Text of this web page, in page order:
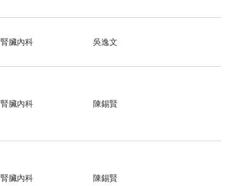
腎臟內科 吳逸文
腎臟內科 陳錫賢
腎臟內科 陳錫賢